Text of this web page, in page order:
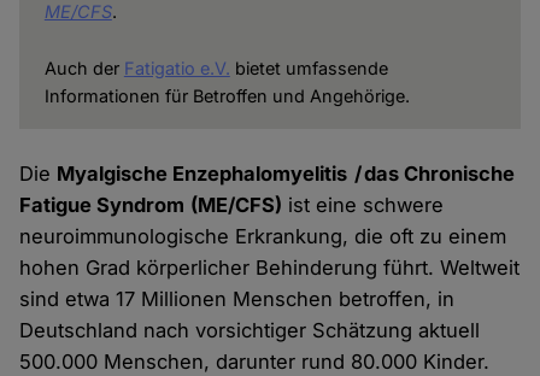
ME/CFS.
Auch der Fatigatio e.V. bietet umfassende
Informationen für Betroffen und Angehörige.
Die Myalgische Enzephalomyelitis / das Chronische
Fatigue Syndrom (ME/CFS) ist eine schwere
neuroimmunologische Erkrankung, die oft zu einem
hohen Grad körperlicher Behinderung führt. Weltweit
sind etwa 17 Millionen Menschen betroffen, in
Deutschland nach vorsichtiger Schätzung aktuell
500.000 Menschen, darunter rund 80.000 Kinder.